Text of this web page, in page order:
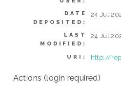
DATE
DEPOSITED:
24 Jul
LAST
MODIFIED:
24 Jul
URI: http://
Actions (login required)